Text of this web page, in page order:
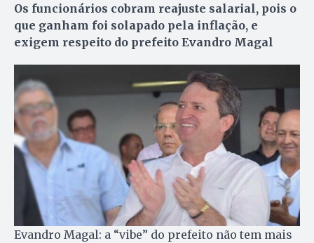
Os funcionários cobram reajuste salarial, pois o
que ganham foi solapado pela inflação, e
exigem respeito do prefeito Evandro Magal
Evandro Magal: a “vibe” do prefeito não tem mais